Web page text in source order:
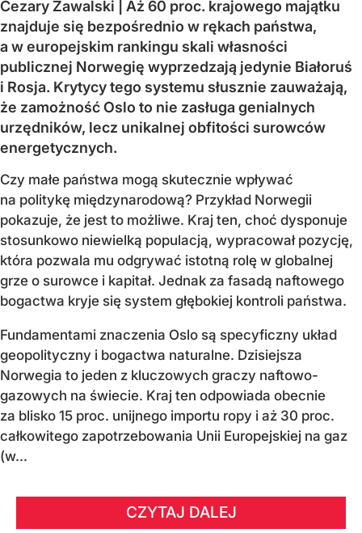
Cezary Zawalski | Aż 60 proc. krajowego majątku
znajduje się bezpośrednio w rękach państwa,
a w europejskim rankingu skali własności
publicznej Norwegię wyprzedzają jedynie Białoruś
i Rosja. Krytycy tego systemu słusznie zauważają,
że zamożność Oslo to nie zasługa genialnych
urzędników, lecz unikalnej obfitości surowców
energetycznych.
Czy małe państwa mogą skutecznie wpływać
na politykę międzynarodową? Przykład Norwegii
pokazuje, że jest to możliwe. Kraj ten, choć dysponuje
stosunkowo niewielką populacją, wypracował pozycję,
która pozwala mu odgrywać istotną rolę w globalnej
grze o surowce i kapitał. Jednak za fasadą naftowego
bogactwa kryje się system głębokiej kontroli państwa.
Fundamentami znaczenia Oslo są specyficzny układ
geopolityczny i bogactwa naturalne. Dzisiejsza
Norwegia to jeden z kluczowych graczy naftowo-
gazowych na świecie. Kraj ten odpowiada obecnie
za blisko 15 proc. unijnego importu ropy i aż 30 proc.
całkowitego zapotrzebowania Unii Europejskiej na gaz
(w...
CZYTAJ DALEJ